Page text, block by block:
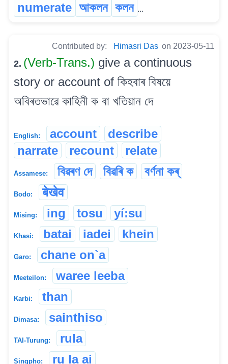
numerate আকলন কলন ...
Contributed by: Himasri Das on 2023-05-11
2. (Verb-Trans.) give a continuous
story or account of কিহবাৰ বিষয়ে
অবিৰতভাৱে কাহিনী ক বা খতিয়ান দে
English: account
describe
narrate
recount relate
Assamese: বিৱৰণ দে বিৱৰি ক বৰ্ণনা কৰ্
Bodo: बेखेव
Mising: ing tosu yí:su
Khasi: batai iadei khein
Garo: chane on`a
Meeteilon: waree leeba
Karbi: than
Dimasa: sainthiso
TAI-Turung: rula
Singpho: ru la ai